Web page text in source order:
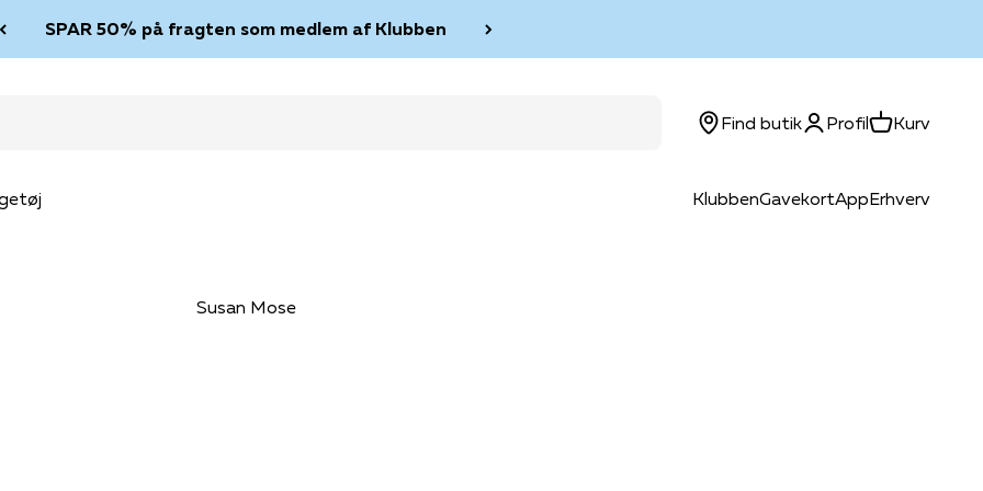
SPAR 50% på fragten som medlem af Klubben
KlubbenGavekortAppErhverv
Find butikLog ind
ProfilKurvKurv
Susan Mose